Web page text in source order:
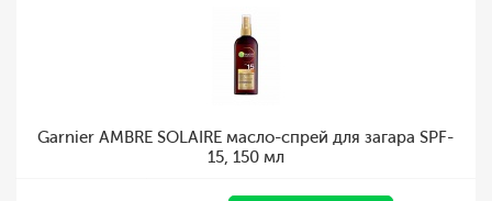
Garnier AMBRE SOLAIRE масло-спрей для загара SPF-
15, 150 мл